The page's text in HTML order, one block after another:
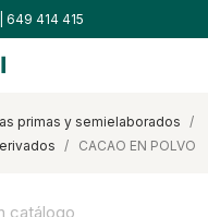
649 414 415
primas y semielaborados
CACAO EN POLVO